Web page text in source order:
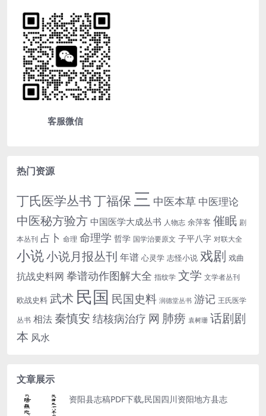
客服微信
热门资源
丁氏医学丛书丁福保 三 中医本草 中医理论
中医秘方验方 中国医学大成丛书 人物志 余萍客 催眠 剧
本丛刊 占卜 命理 命理学 哲学 国学治要原文 子平八字 对联大全
小说小说月报丛刊 年谱 心灵学 志怪小说 戏剧 戏曲
抗战史料网 拳谱动作图解大全 指纹学 文学 文学者丛刊
欧战史料 武术 民国 民国史料 润德堂丛书 游记 王氏医学
丛书 相法 秦慎安 结核病治疗 网 肺痨 袁树珊 话剧剧
本 风水
文章展示
资阳县志稿PDF下载,民国四川资阳地方县志